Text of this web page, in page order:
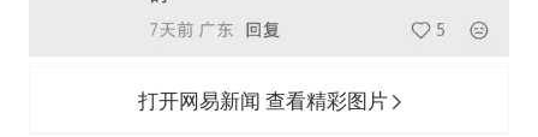
打开网易新闻 查看精彩图片